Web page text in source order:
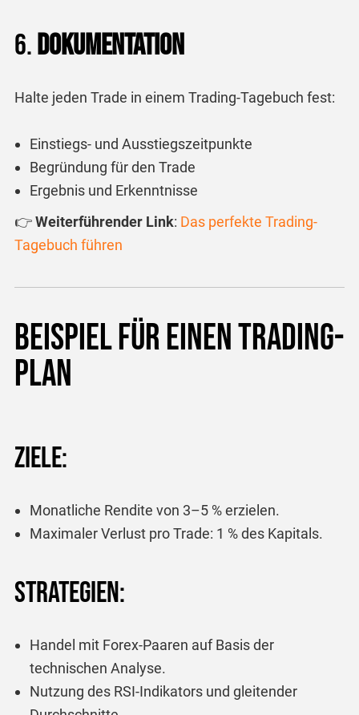
6.Dokumentation
Halte jeden Trade in einem Trading-Tagebuch fest:
Einstiegs- und Ausstiegszeitpunkte
Begründung für den Trade
Ergebnis und Erkenntnisse
👉Weiterführender Link: Das perfekte Trading-
Tagebuch führen
Beispiel für einen Trading-
Plan
Ziele:
Monatliche Rendite von 3–5 % erzielen.
Maximaler Verlust pro Trade: 1 % des Kapitals.
Strategien:
Handel mit Forex-Paaren auf Basis der
technischen Analyse.
Nutzung des RSI-Indikators und gleitender